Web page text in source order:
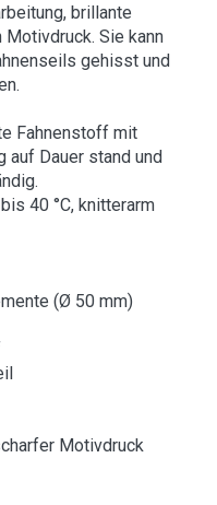
brillante
Sie kann
gehisst und
Fahnenstoff mit
auf Dauer stand und
40 °C, knitterarm
(Ø 50 mm)
Motivdruck